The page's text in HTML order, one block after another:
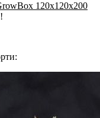
120x120x200